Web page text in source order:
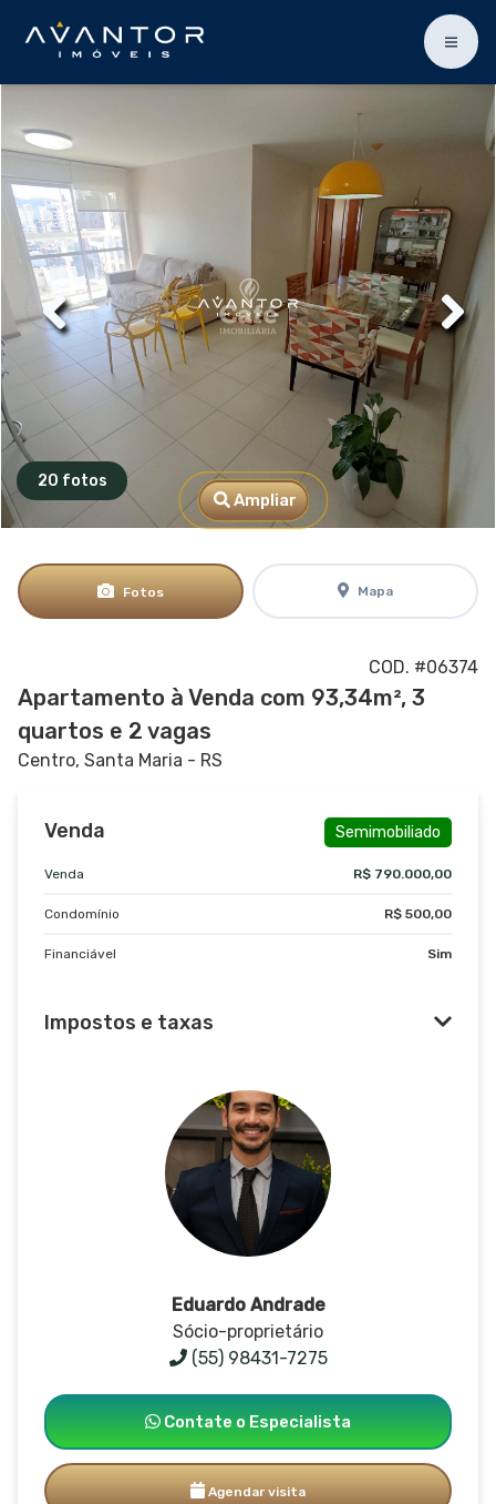
20 fotos
Ampliar
Fotos Mapa
COD. #06374
Apartamento à Venda com 93,34m², 3
quartos e 2 vagas
Centro, Santa Maria - RS
Venda Semimobiliado
Venda R$ 790.000,00
Condomínio R$ 500,00
Financiável Sim
Impostos e taxas
Eduardo Andrade
Sócio-proprietário
(55) 98431-7275
Contate o Especialista
Agendar visita